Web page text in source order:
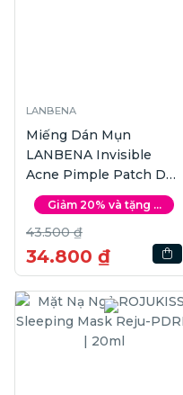
LANBENA
Miếng Dán Mụn
LANBENA Invisible
Acne Pimple Patch Day
Use | 36miếng
Giảm 20% và tặng ...
43.500 ₫
34.800 ₫